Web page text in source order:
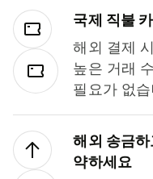
국제 직불
해외 결제
높은 거래
필요가 없
해외 송금
약하세요